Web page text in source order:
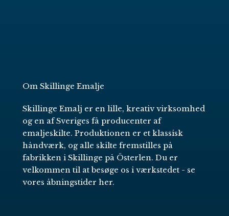
Om Skillinge Emalje
Skillinge Emalj er en lille, kreativ virksomhed
og en af Sveriges få producenter af
emaljeskilte. Produktionen er et klassisk
håndværk, og alle skilte fremstilles på
fabrikken i Skillinge på Österlen. Du er
velkommen til at besøge os i værkstedet - se
vores åbningstider her.